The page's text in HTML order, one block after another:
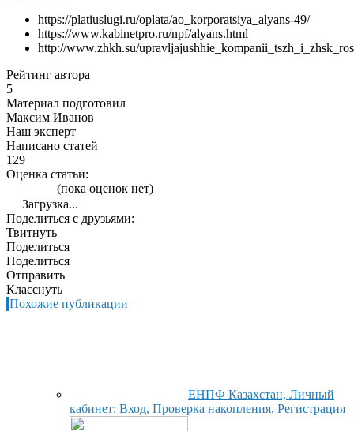
https://platiuslugi.ru/oplata/ao_korporatsiya_alyans-49/
https://www.kabinetpro.ru/npf/alyans.html
http://www.zhkh.su/
Рейтинг автора
5
Материал подготовил
Максим Иванов
Наш эксперт
Написано статей
129
Оценка статьи:
(пока оценок нет)
Загрузка...
Поделиться с друзьями:
Твитнуть
Поделиться
Поделиться
Отправить
Класснуть
Похожие публикации
ЕНПФ Казахстан, Личный
кабинет: Вход, Проверка накопления, Регистрация